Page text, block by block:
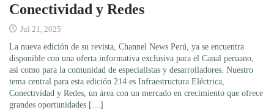
Conectividad y Redes
Jul 21, 2025
La nueva edición de su revista, Channel News Perú, ya se encuentra
disponible con una oferta informativa exclusiva para el Canal peruano,
así como para la comunidad de especialistas y desarrolladores. Nuestro
tema central para esta edición 214 es Infraestructura Eléctrica,
Conectividad y Redes, un área con un mercado en crecimiento que ofrece
grandes oportunidades […]